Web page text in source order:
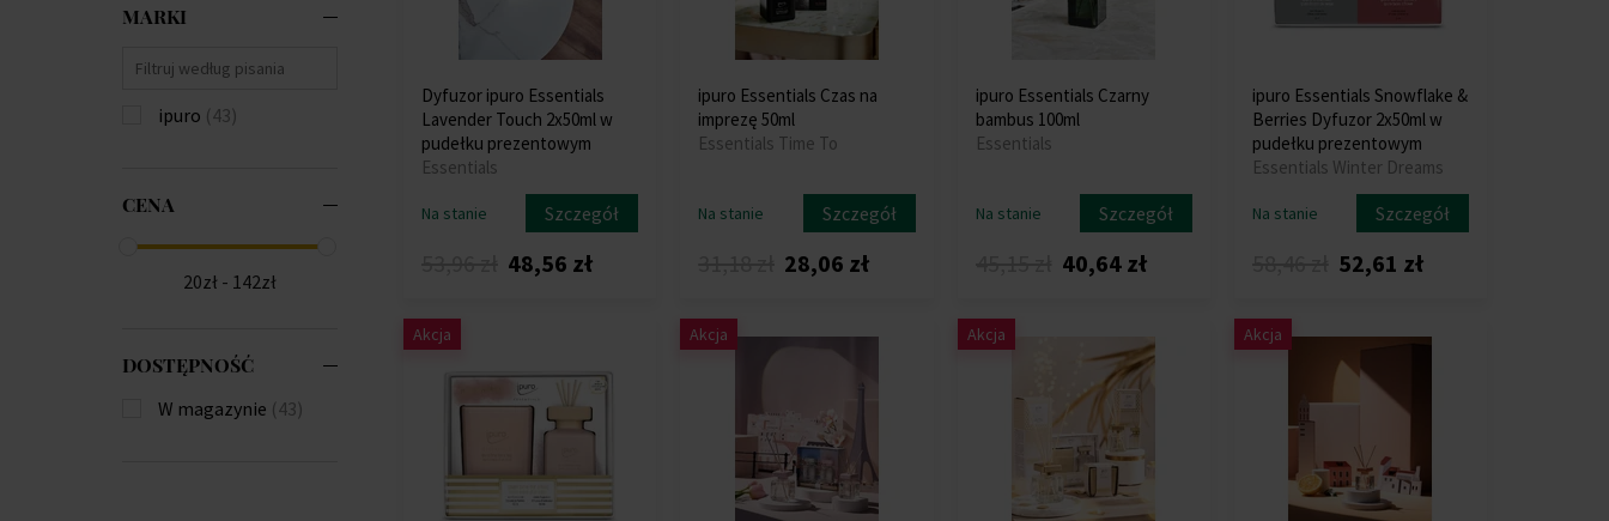
MARKI
ipuro (43)
CENA
20zł - 142zł
DOSTĘPNOŚĆ
W magazynie (43)
Dyfuzor ipuro Essentials
Lavender Touch 2x50ml w
pudełku prezentowym
Essentials
Na stanie Szczegół
48,56 zł
ipuro Essentials Czas na
imprezę 50ml
Essentials Time To
Na stanie Szczegół
28,06 zł
ipuro Essentials Czarny
bambus 100ml
Essentials
Na stanie Szczegół
40,64 zł
ipuro Essentials Snowflake &
Berries Dyfuzor 2x50ml w
pudełku prezentowym
Essentials Winter Dreams
Na stanie Szczegół
52,61 zł
Akcja Akcja Akcja Akcja